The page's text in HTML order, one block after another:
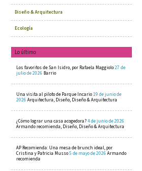
Diseño & Arquitectura
Ecología
Lo último
Los favoritos de San Isidro, por Rafaela Maggiolo27 de
julio de 2026 Barrio
Una visita al piloto de Parque Incario19 de junio de
2026 Arquitectura, Diseño, Diseño & Arquitectura
¿Cómo lograr una casa acogedora?4 de junio de 2026
Armando recomienda, Diseño, Diseño & Arquitectura
AP Recomienda: Una mesa de brunch ideal, por
Cristina y Patricia Musso5 de mayo de 2026 Armando
recomienda